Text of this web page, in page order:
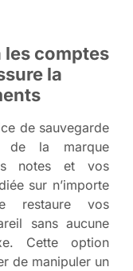
les comptes
la
de sauvegarde
de la marque
notes et vos
sur n’importe
restaure vos
sans aucune
Cette option
de manipuler un